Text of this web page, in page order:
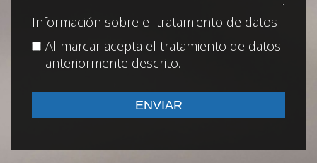
Información sobre el tratamiento de datos
Al marcar acepta el tratamiento de datos
anteriormente descrito.